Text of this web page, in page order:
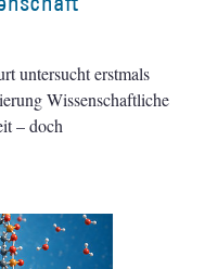
untersucht erstmals
Wissenschaftliche
– doch